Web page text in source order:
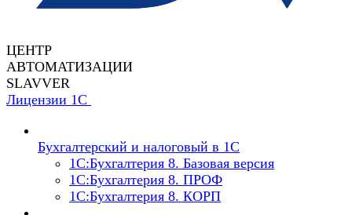
ЦЕНТР
АВТОМАТИЗАЦИИ
SLAVVER
Лицензии 1С
Бухгалтерский и налоговый в 1С
1C:Бухгалтерия 8. Базовая версия
1C:Бухгалтерия 8. ПРОФ
1C:Бухгалтерия 8. КОРП